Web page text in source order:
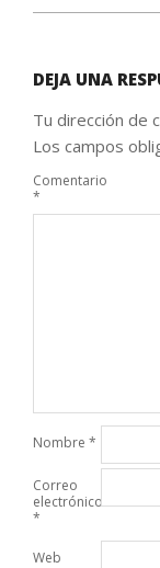
DEJA UNA
Tu dirección de
Los campos
Comentario
*
Nombre *
Correo
electrónico
*
Web